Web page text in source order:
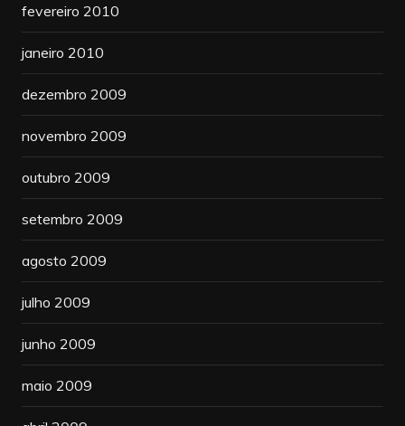
fevereiro 2010
janeiro 2010
dezembro 2009
novembro 2009
outubro 2009
setembro 2009
agosto 2009
julho 2009
junho 2009
maio 2009